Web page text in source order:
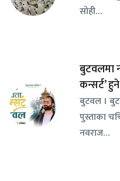
सोही…
बुटवलमा
कन्सर्ट’ हुने
बुटवल ।
पुस्ताका
नवराज…